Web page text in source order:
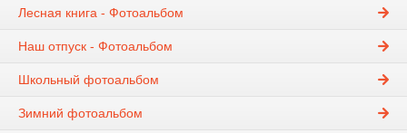
Лесная книга - Фотоальбом
Наш отпуск - Фотоальбом
Школьный фотоальбом
Зимний фотоальбом